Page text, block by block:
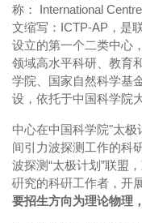
称： International
文缩写：ICTP-AP，是
设立的第一个二类中心
领域高水平科研、教育
学院、国家自然科学基
设，依托于中国科学院
中心在中国科学院"太极
间引力波探测工作的科
波探测“太极计划”联盟
硏究的科硏工作者，开
要招生方向为理论物理